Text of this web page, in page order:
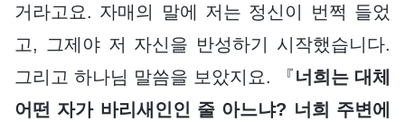
거라고요. 자매의 말에 저는 정신이 번쩍 들었
고, 그제야 저 자신을 반성하기 시작했습니다.
그리고 하나님 말씀을 보았지요. 『너희는 대체
어떤 자가 바리새인인 줄 아느냐? 너희 주변에